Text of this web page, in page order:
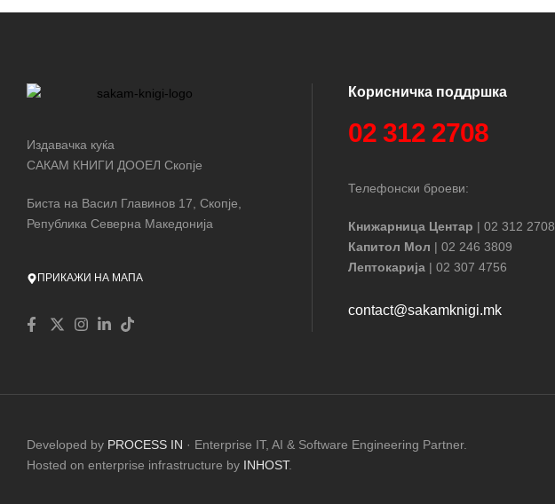
Издавачка куќа
САКАМ КНИГИ ДООЕЛ Скопје
Биста на Васил Главинов 17, Скопје,
Република Северна Македонија
ПРИКАЖИ НА МАПА
Корисничка поддршка
02 312 2708
Телефонски броеви:
Книжарница Центар | 02 312 2708
Капитол Мол | 02 246 3809
Лептокарија | 02 307 4756
contact@sakamknigi.mk
Developed by PROCESS IN · Enterprise IT, AI & Software Engineering Partner.
Hosted on enterprise infrastructure by INHOST.